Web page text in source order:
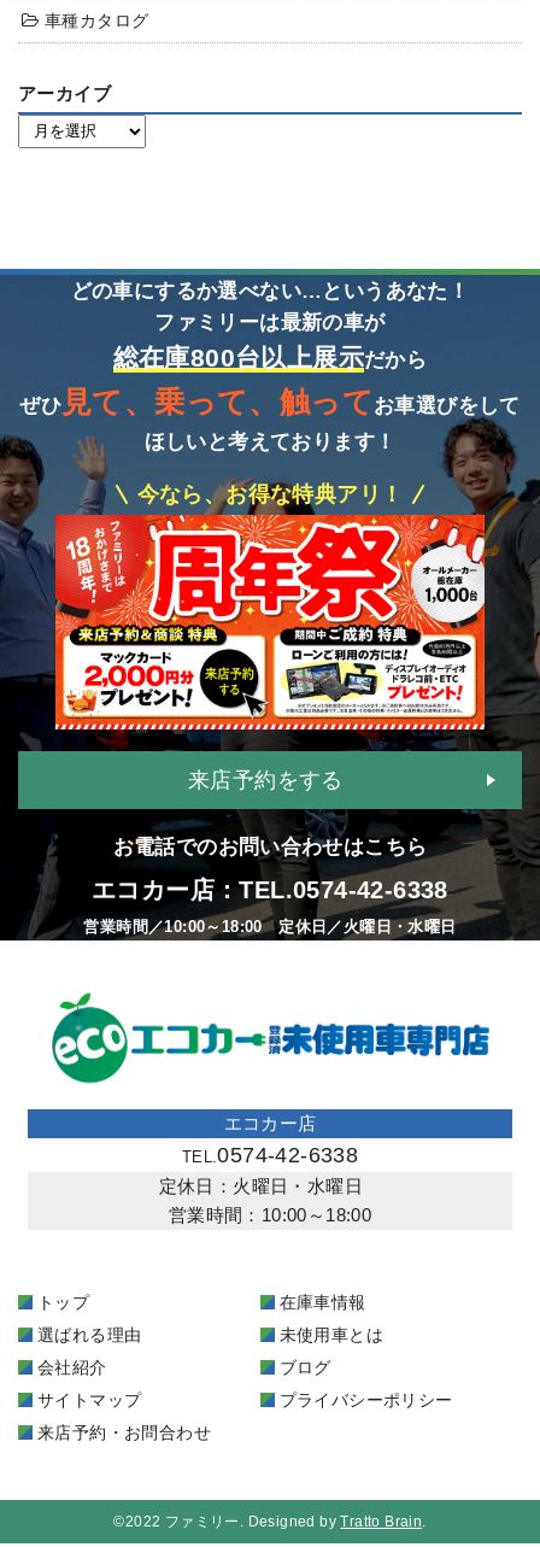
車種カタログ
アーカイブ
どの車にするか選べない…というあなた！
ファミリーは最新の車が
総在庫800台以上展示だから
ぜひ 見て、乗って、触って お車選びをして
ほしいと考えております！
今なら、お得な特典アリ！
来店予約をする
お電話でのお問い合わせはこちら
エコカー店：TEL.0574-42-6338
営業時間／10:00～18:00 定休日／火曜日・水曜日
エコカー店
TEL.0574-42-6338
定休日：火曜日・水曜日
営業時間：10:00～18:00
トップ
在庫車情報
選ばれる理由
未使用車とは
会社紹介
ブログ
サイトマップ
プライバシーポリシー
来店予約・お問合わせ
©2022 ファミリー. Designed byTratto Brain